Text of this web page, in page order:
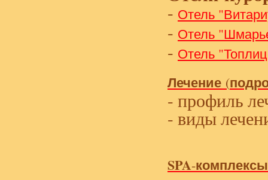
- Отель
- Отель
- Отель
Лечение (
- профиль
- виды
SPA-комплексы